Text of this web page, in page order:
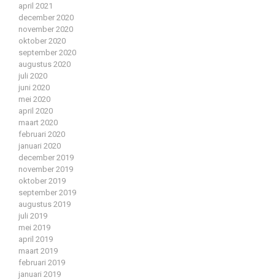
april 2021
december 2020
november 2020
oktober 2020
september 2020
augustus 2020
juli 2020
juni 2020
mei 2020
april 2020
maart 2020
februari 2020
januari 2020
december 2019
november 2019
oktober 2019
september 2019
augustus 2019
juli 2019
mei 2019
april 2019
maart 2019
februari 2019
januari 2019